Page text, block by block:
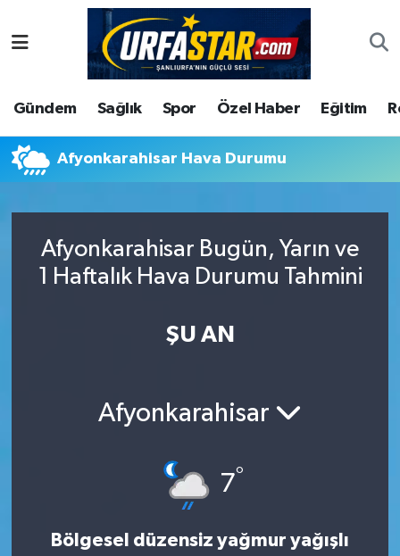
Gündem Sağlık Spor Özel Haber Eğitim
Afyonkarahisar Hava Durumu
Afyonkarahisar Bugün, Yarın ve
1 Haftalık Hava Durumu Tahmini
ŞU AN
Afyonkarahisar
7°
Bölgesel düzensiz yağmur yağışlı
ASAYİS
ÇEVRE
DUNYA
Ekonomi
Şanlıurfa Nöbetçi Eczaneler
Şanlıurfa Hava Durumu
Şanlıurfa Namaz Vakitleri
Süper Lig Puan Durumu ve Fikstür
Son Dakika Haberleri